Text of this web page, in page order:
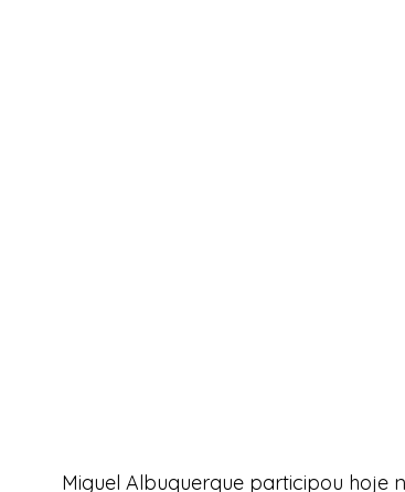
Miguel Albuquerque participou hoje